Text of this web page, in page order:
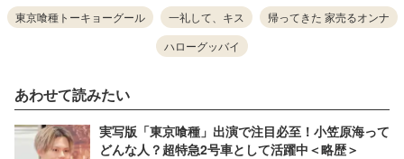
東京喰種トーキョーグール
一礼して、キス
帰ってきた 家売るオンナ
ハローグッバイ
あわせて読みたい
実写版「東京喰種」出演で注目必至！小笠原海って
どんな人？超特急2号車として活躍中＜略歴＞